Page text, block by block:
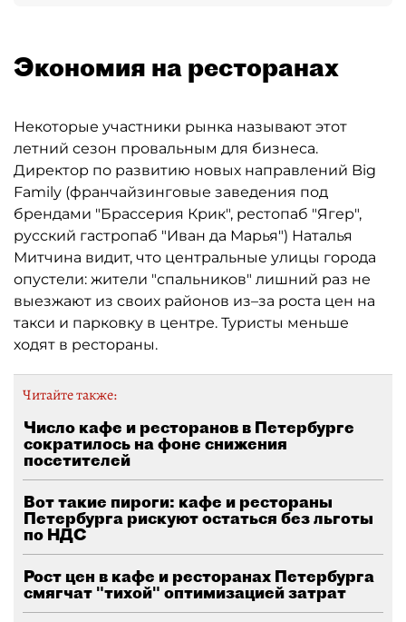
Экономия на ресторанах
Некоторые участники рынка называют этот
летний сезон провальным для бизнеса.
Директор по развитию новых направлений Big
Family (франчайзинговые заведения под
брендами "Брассерия Крик", рестопаб "Ягер",
русский гастропаб "Иван да Марья") Наталья
Митчина видит, что центральные улицы города
опустели: жители "спальников" лишний раз не
выезжают из своих районов из–за роста цен на
такси и парковку в центре. Туристы меньше
ходят в рестораны.
Читайте также:
Число кафе и ресторанов в Петербурге
сократилось на фоне снижения
посетителей
Вот такие пироги: кафе и рестораны
Петербурга рискуют остаться без льготы
по НДС
Рост цен в кафе и ресторанах Петербурга
смягчат "тихой" оптимизацией затрат